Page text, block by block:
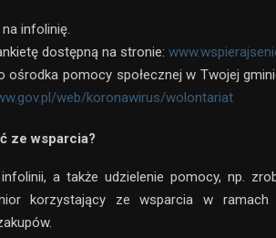
infolinię.
dostępną na stronie:
ośrodka pomocy społecznej w Twojej
web/koronawirus/wolontariat
ze wsparcia?
a także udzielenie pomocy, np.
korzystający ze wsparcia w